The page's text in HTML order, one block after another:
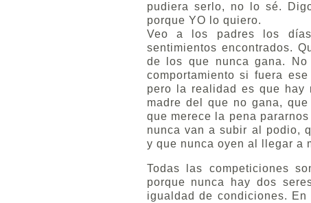
pudiera serlo, no lo sé.
porque YO lo quiero.
Veo a los padres los
sentimientos encontrados.
de los que nunca gana.
comportamiento si fuera
pero la realidad es que hay
madre del que no gana,
que merece la pena
nunca van a subir al podio,
y que nunca oyen al llegar a
Todas las competiciones
porque nunca hay dos
igualdad de condiciones.